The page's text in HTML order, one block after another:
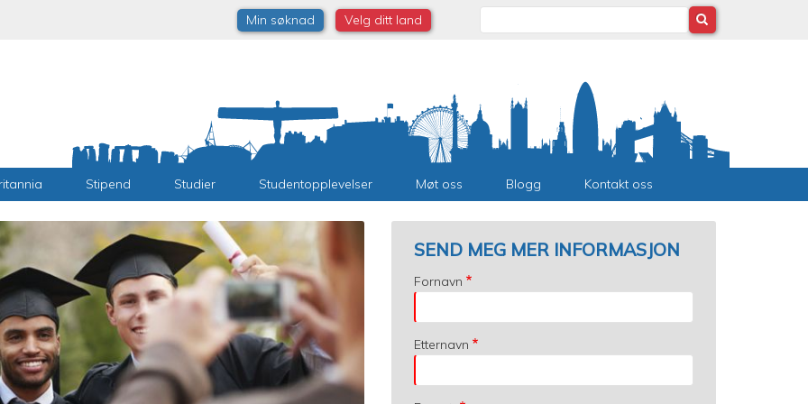
Min søknad Velg ditt land
Stipend Studier Studentopplevelser Møt oss Blogg Kontakt oss
SEND MEG MER INFORMASJON
Fornavn
Etternavn